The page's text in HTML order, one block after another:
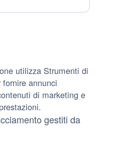
utilizza Strumenti di
annunci
di marketing e
gestiti da